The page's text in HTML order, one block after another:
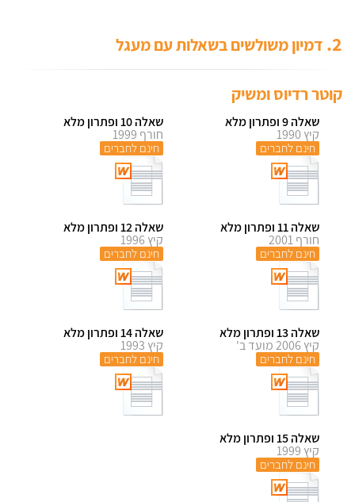
2. דמיון משולשים בשאלות עם מעגל
קוטר רדיוס ומשיק
שאלה 9 ופתרון מלא
קיץ 1990
חינם לחברים
שאלה 10 ופתרון מלא
חורף 1999
חינם לחברים
שאלה 11 ופתרון מלא
חורף 2001
חינם לחברים
שאלה 12 ופתרון מלא
קיץ 1996
חינם לחברים
שאלה 13 ופתרון מלא
קיץ 2006 מועד ב'
חינם לחברים
שאלה 14 ופתרון מלא
קיץ 1993
חינם לחברים
שאלה 15 ופתרון מלא
קיץ 1999
חינם לחברים